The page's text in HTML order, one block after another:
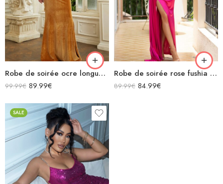
Robe de soirée ocre longue en velours manches longues
99.99€ 89.99€
Robe de soirée rose fushia en satin longue bustier fendue
89.99€ 84.99€
SALE